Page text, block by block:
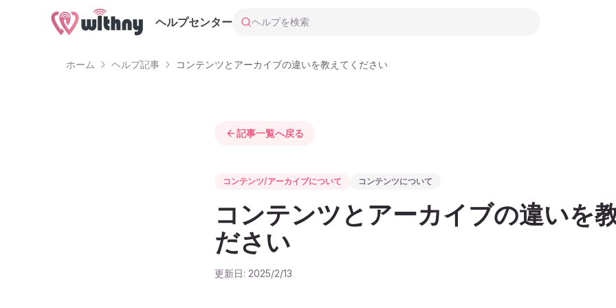
ヘルプセンター ヘルプを検索
ホーム ヘルプ記事 コンテンツとアーカイブの違いを教えてください
記事一覧へ戻る
コンテンツ/アーカイブについて コンテンツについて
コンテンツとアーカイブの違いを
ださい
更新日: 2025/2/13